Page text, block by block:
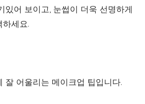
어 보이고, 눈썹이 더욱 선명하게
세요.
잘 어울리는 메이크업 팁입니다.